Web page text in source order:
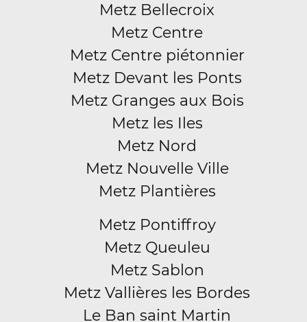
Metz Bellecroix
Metz Centre
Metz Centre piétonnier
Metz Devant les Ponts
Metz Granges aux Bois
Metz les Iles
Metz Nord
Metz Nouvelle Ville
Metz Plantières
Metz Pontiffroy
Metz Queuleu
Metz Sablon
Metz Vallières les Bordes
Le Ban saint Martin